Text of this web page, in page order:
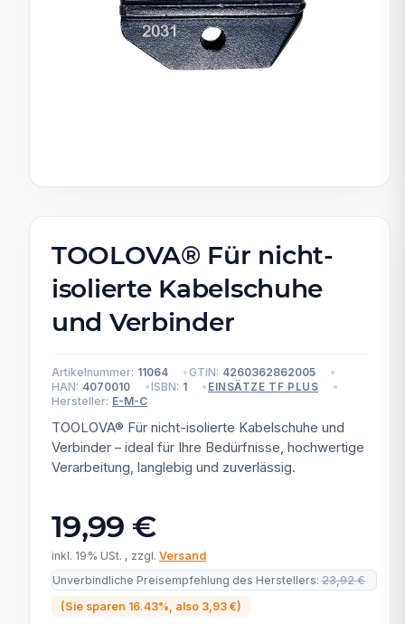
TOOLOVA® Für nicht-
isolierte Kabelschuhe
und Verbinder
Artikelnummer: 11064 GTIN: 4260362862005
HAN: 4070010 ISBN: 1 EINSÄTZE TF PLUS
Hersteller: E-M-C
TOOLOVA® Für nicht-isolierte Kabelschuhe und
Verbinder – ideal für Ihre Bedürfnisse, hochwertige
Verarbeitung, langlebig und zuverlässig.
19,99 €
inkl. 19% USt. , zzgl. Versand
Unverbindliche Preisempfehlung des Herstellers: 23,92 €
(Sie sparen 16.43%, also 3,93 €)